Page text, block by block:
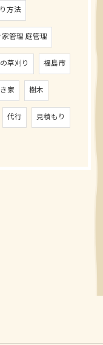
方法
管理 庭管理
草刈り 福島市
家 樹木
代行 見積もり